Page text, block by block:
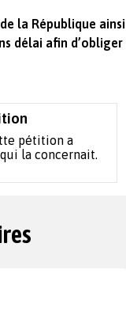
la République
délai afin
pétition a
la concernait.